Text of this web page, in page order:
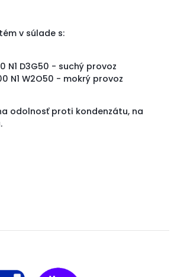
v súlade s:
N1 D3G50 - suchý provoz
N1 W2O50 - mokrý provoz
odolnosť proti kondenzátu, na